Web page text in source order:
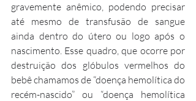
gravemente anêmico, podendo precisar
até mesmo de transfusão de sangue
ainda dentro do útero ou logo após o
nascimento. Esse quadro, que ocorre por
destruição dos glóbulos vermelhos do
bebê chamamos de “doença hemolítica do
recém-nascido” ou “doença hemolítica